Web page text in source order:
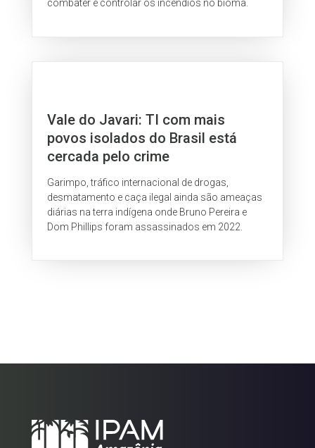
combater e controlar os incêndios no bioma.
Vale do Javari: TI com mais
povos isolados do Brasil está
cercada pelo crime
Garimpo, tráfico internacional de drogas,
desmatamento e caça ilegal ainda são ameaças
diárias na terra indígena onde Bruno Pereira e
Dom Phillips foram assassinados em 2022.